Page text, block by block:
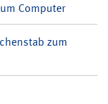
Computer
zum